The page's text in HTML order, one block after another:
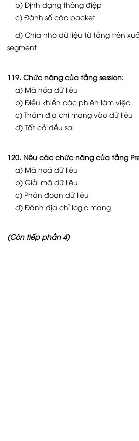
b) Định dạng thông điệp
c) Đánh số các packet
d) Chia nhỏ dữ liệu từ tầng trên
segment
119. Chức năng của tầng session:
a) Mã hóa dữ liệu
b) Điều khiển các phiên làm việc
c) Thâm địa chỉ mạng vào dữ liệu
d) Tất cả đều sai
120. Nêu các chức năng của tầng
a) Mã hoá dữ liệu
b) Giải mã dữ liệu
c) Phân đoạn dữ liệu
d) Đánh địa chỉ logic mạng
(Còn tiếp phần 4)